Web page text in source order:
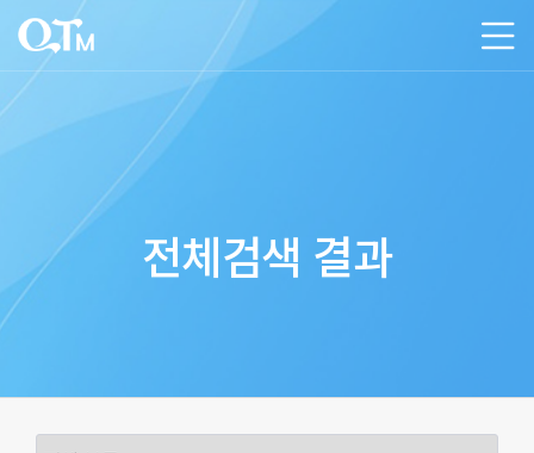
전체검색 결과